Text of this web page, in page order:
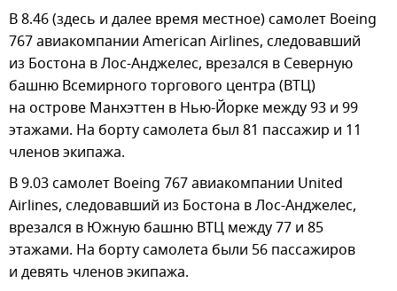
В 8.46 (здесь и далее время местное) самолет Boeing
767 авиакомпании American Airlines, следовавший
из Бостона в Лос-Анджелес, врезался в Северную
башню Всемирного торгового центра (ВТЦ)
на острове Манхэттен в Нью-Йорке между 93 и 99
этажами. На борту самолета был 81 пассажир и 11
членов экипажа.
В 9.03 самолет Boeing 767 авиакомпании United
Airlines, следовавший из Бостона в Лос-Анджелес,
врезался в Южную башню ВТЦ между 77 и 85
этажами. На борту самолета были 56 пассажиров
и девять членов экипажа.